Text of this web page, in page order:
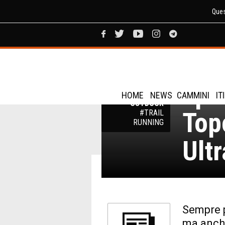
HOME NEWS CAMMINI
PER TREKKING E
OUTDOOR
#TRAIL
RUNNING
Sempre